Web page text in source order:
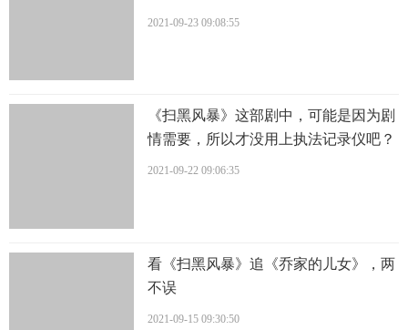
地方后的工作，
2021-09-23 09:08:55
《扫黑风暴》这部剧中，可能是因为剧
情需要，所以才没用上执法记录仪吧？
2021-09-22 09:06:35
看《扫黑风暴》追《乔家的儿女》，两
不误
2021-09-15 09:30:50